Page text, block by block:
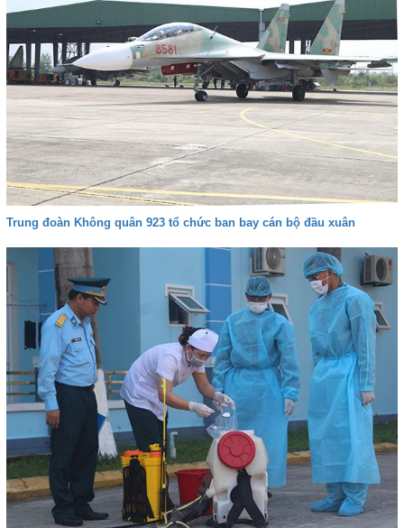
Trung đoàn Không quân 923 tổ chức ban bay cán bộ đầu xuân